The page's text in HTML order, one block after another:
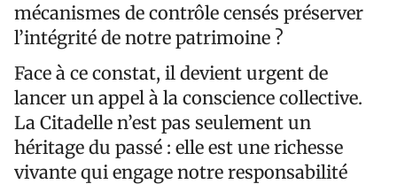
mécanismes de contrôle censés préserver
l’intégrité de notre patrimoine ?
Face à ce constat, il devient urgent de
lancer un appel à la conscience collective.
La Citadelle n’est pas seulement un
héritage du passé : elle est une richesse
vivante qui engage notre responsabilité